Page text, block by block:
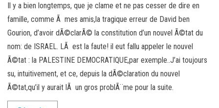
Il y a bien longtemps, que je clame et ne pas cesser de dire en
famille, comme Ã mes amis,la tragique erreur de David ben
Gourion, d’avoir dÃ©clarÃ© la constitution d’un nouvel Ã©tat du
nom: de ISRAEL. LÃ est la faute! il eut fallu appeler le nouvel
Ã©tat : la PALESTINE DEMOCRATIQUE,par exemple..J’ai toujours
su, intuitivement, et ce, depuis la dÃ©claration du nouvel
Ã©tat,qu’il y aurait lÃ un gros problÃ¨me pour la suite.